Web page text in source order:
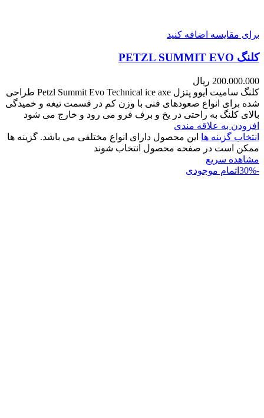
برای مقایسه اضافه کنید
کلنگ PETZL SUMMIT EVO
200.000.000 ریال
کلنگ سامیت ایوو پتزل Petzl Summit Evo Technical ice axe طراحی
شده برای انواع صعودهای فنی با وزن کم در قسمت تیغه و خمیدگی
بالای کلنگ به راحتی در یخ و برف فرو می رود و خارج می شود
افزودن به علاقه مندی
انتخاب گزینه ها این محصول دارای انواع مختلفی می باشد. گزینه ها
ممکن است در صفحه محصول انتخاب شوند
مشاهده سریع
-30%
اتمام موجودی